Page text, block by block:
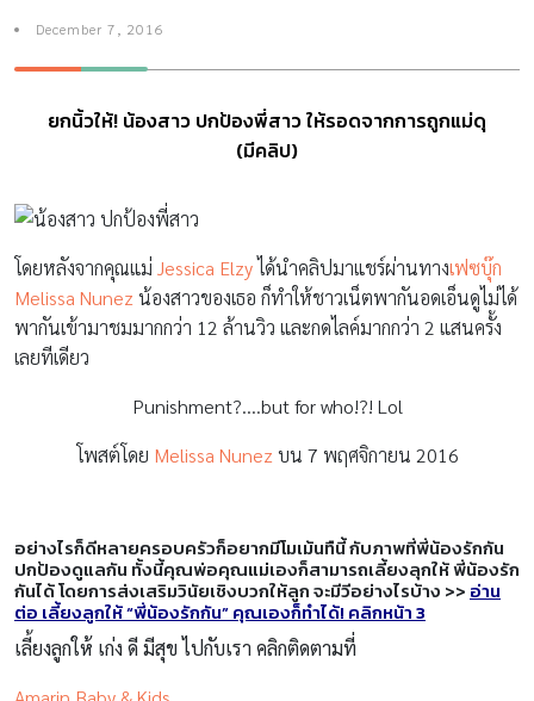
December 7, 2016
ยกนิ้วให้! น้องสาว ปกป้องพี่สาว ให้รอดจากการถูกแม่ดุ
(มีคลิป)
โดยหลังจากคุณแม่ Jessica Elzyได้นำคลิปมาแชร์ผ่านทางเฟซบุ๊ก
Melissa Nunez น้องสาวของเธอ ก็ทำให้ชาวเน็ตพากันอดเอ็นดูไม่ได้
พากันเข้ามาชมมากกว่า 12 ล้านวิว และกดไลค์มากกว่า 2 แสนครั้ง
เลยทีเดียว
Punishment?….but for who!?! Lol
โพสต์โดย Melissa Nunez บน 7 พฤศจิกายน 2016
อย่างไรก็ดีหลายครอบครัวก็อยากมีโมเม้นทืนี้ กับภาพที่พี่น้องรักกัน
ปกป้องดูแลกัน ทั้งนี้คุณพ่อคุณแม่เองก็สามารถเลี้ยงลุกให้ พี่น้องรัก
กันได้ โดยการส่งเสริมวินัยเชิงบวกให้ลูก จะมีวีอย่างไรบ้าง >> อ่าน
ต่อ เลี้ยงลูกให้ “พี่น้องรักกัน” คุณเองก็ทำได้! คลิกหน้า 3
เลี้ยงลูกให้ เก่ง ดี มีสุข ไปกับเรา คลิกติดตามที่